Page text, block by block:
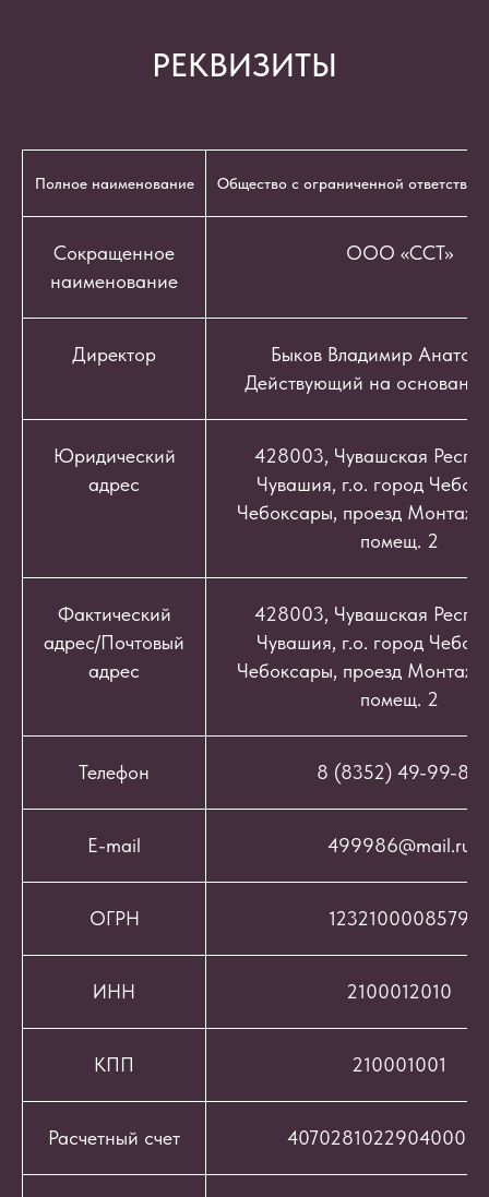
РЕКВИЗИТЫ
Полное наименование Общество с ограниченной
Сокращенное
наименование
ООО «ССТ»
Директор
Быков Владимир
Действующий на
Юридический
адрес
428003, Чувашская
Чувашия, г.о. город
Чебоксары, проезд
помещ. 2
Фактический
адрес/Почтовый
адрес
428003, Чувашская
Чувашия, г.о. город
Чебоксары, проезд
помещ. 2
Телефон 8 (8352) 49-99-86
E-mail 499986@mail.ru
ОГРН 1232100008579
ИНН 2100012010
КПП 210001001
Расчетный счет